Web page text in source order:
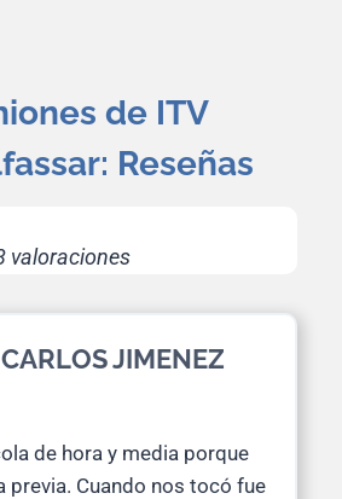
de ITV
Reseñas
valoraciones
JIMENEZ
de hora y media porque
previa. Cuando nos tocó fue